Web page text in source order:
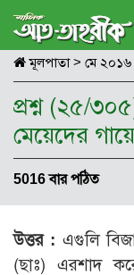
মূলপাতা> মে ২০১৬
প্রশ্ন (২৫/
মেয়েদের
5016 বার পঠিত
উত্তর : এগুলি
(ছাঃ) এরশাদ